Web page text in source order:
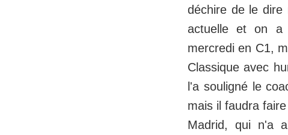
déchire de le dire
actuelle et on a
mercredi en C1,
Classique avec
l'a souligné le
mais il faudra
Madrid, qui n'a